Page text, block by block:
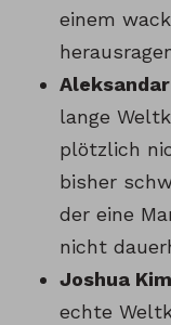
einem
lange
plötzlich
bisher
der eine
nicht
Joshua
echte